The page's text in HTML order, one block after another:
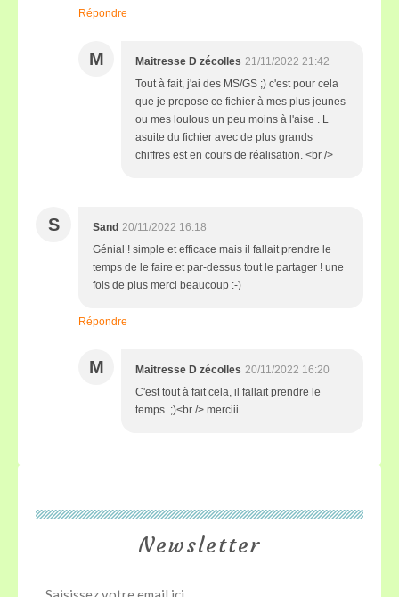
Répondre
M Maitresse D zécolles 21/11/2022 21:42
Tout à fait, j'ai des MS/GS ;) c'est pour cela
que je propose ce fichier à mes plus jeunes
ou mes loulous un peu moins à l'aise . L
asuite du fichier avec de plus grands
chiffres est en cours de réalisation. <br />
S Sand 20/11/2022 16:18
Génial ! simple et efficace mais il fallait prendre le
temps de le faire et par-dessus tout le partager ! une
fois de plus merci beaucoup :-)
Répondre
M Maitresse D zécolles 20/11/2022 16:20
C'est tout à fait cela, il fallait prendre le
temps. ;)<br /> merciii
Newsletter